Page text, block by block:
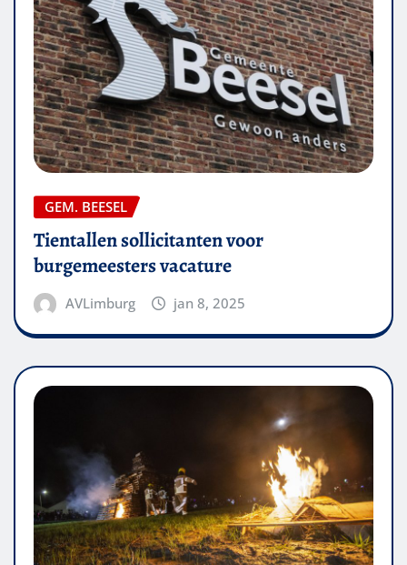
GEM. BEESEL
Tientallen sollicitanten voor
burgemeesters vacature
AVLimburg jan 8, 2025